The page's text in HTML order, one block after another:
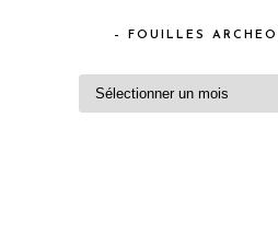
– FOUILLES